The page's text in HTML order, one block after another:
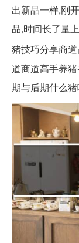
出新品一样,刚
品,时间长了量
猪技巧分享商
道商道高手养
期与后期什么